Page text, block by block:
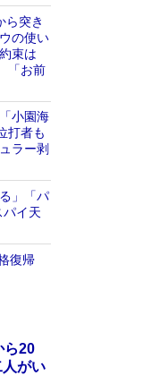
ら突き
の使い
束は
「お前
小園海
打者も
ラー剥
」「パ
パイ天
復帰
ら20
がい